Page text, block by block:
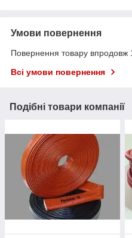
Умови повернення
Повернення товару впродовж
Всі умови повернення
Подібні товари компанії